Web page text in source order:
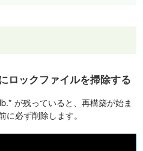
ロックファイルを掃除する
が残っていると、再構築が始ま
必ず削除します。